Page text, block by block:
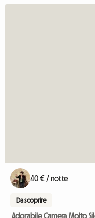
40 € / notte
Da scoprire